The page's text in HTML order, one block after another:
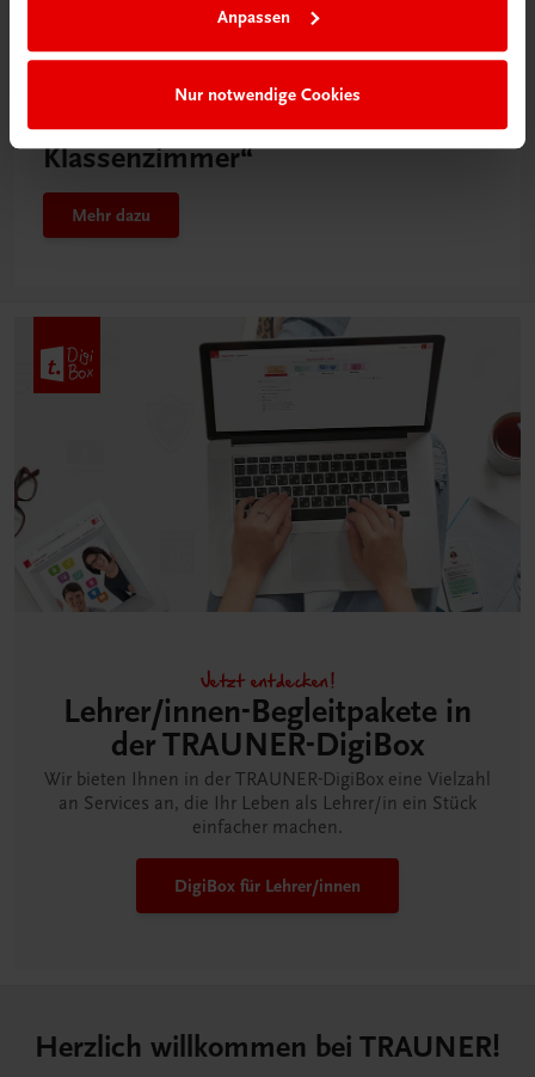
Anpassen
Nur notwendige Cookies
Neu in der DigiBox
Das „Digitale
Klassenzimmer“
Mehr dazu
Jetzt entdecken!
Lehrer/innen-Begleitpakete in
der TRAUNER-DigiBox
Wir bieten Ihnen in der TRAUNER-DigiBox eine Vielzahl
an Services an, die Ihr Leben als Lehrer/in ein Stück
einfacher machen.
DigiBox für Lehrer/innen
Herzlich willkommen bei TRAUNER!